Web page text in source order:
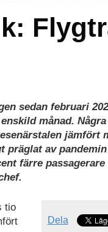
sedan februari
månad.
jämfört
präglat av
färre
Dela
tio